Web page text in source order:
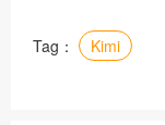
Tag： Kimi